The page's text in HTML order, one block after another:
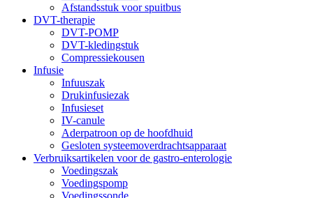
Afstandsstuk voor spuitbus
DVT-therapie
DVT-POMP
DVT-kledingstuk
Compressiekousen
Infusie
Infuuszak
Drukinfusiezak
Infusieset
IV-canule
Aderpatroon op de hoofdhuid
Gesloten systeemoverdrachtsapparaat
Verbruiksartikelen voor de gastro-enterologie
Voedingszak
Voedingspomp
Voedingssonde